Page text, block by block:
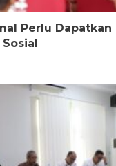
Perlu Dapatkan